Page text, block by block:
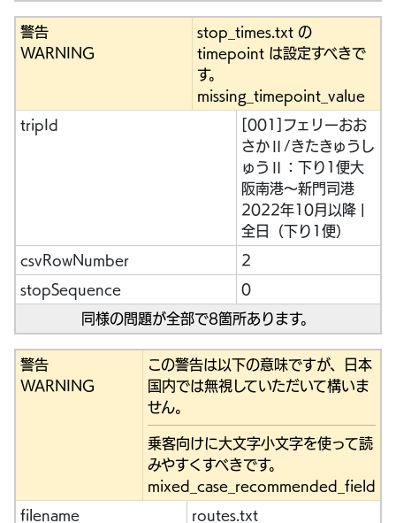
警告
WARNING
stop_times.txt の
timepoint は設定すべきで
す。
missing_timepoint_value
tripId
[001]フェリーおお
さかⅡ/きたきゅうし
ゅうⅡ：下り1便大
阪南港～新門司港
2022年10月以降 |
全日（下り1便）
csvRowNumber 2
stopSequence 0
同様の問題が全部で8箇所あります。
警告
WARNING
この警告は以下の意味ですが、日本
国内では無視していただいて構いま
せん。
乗客向けに大文字小文字を使って読
みやすくすべきです。
mixed_case_recommended_field
filename routes.txt